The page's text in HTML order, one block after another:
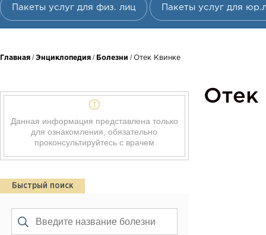
Пакеты услуг для физ. лиц Пакеты услуг для
Вы здесь
Главная /Энциклопедия / Болезни /Отек Квинке
Данная информация представлена только
для ознакомления, обязательно
проконсультируйтесь с врачем
Быстрый поиск
Отек